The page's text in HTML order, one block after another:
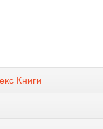
Книги